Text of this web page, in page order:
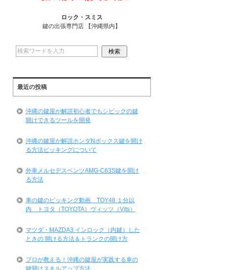
ロック・スミス
鍵の出張専門店 【沖縄県内】
最近の投稿
沖縄の鍵屋が解説初心者でもシビックの鍵
開けできるツールを開発
沖縄の鍵屋が解説ホンダNボックス鍵を開け
る方法ピッキングについて
外車メルセデスベンツAMG-C63S鍵を開け
る方法
車の鍵のピッキング動画 TOY48 １分以
内 トヨタ（TOYOTA）ヴィッツ（Vits）
マツダ・MAZDA3 インロック（内鍵）した
ときの 開ける方法＆トランクの開け方
プロが教える！沖縄の鍵屋が実践する車の